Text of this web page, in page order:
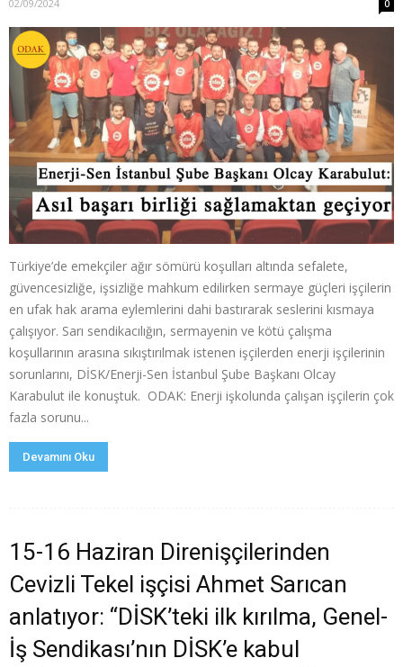
02/09/2024 0
Türkiye’de emekçiler ağır sömürü koşulları altında sefalete,
güvencesizliğe, işsizliğe mahkum edilirken sermaye güçleri işçilerin
en ufak hak arama eylemlerini dahi bastırarak seslerini kısmaya
çalışıyor. Sarı sendikacılığın, sermayenin ve kötü çalışma
koşullarının arasına sıkıştırılmak istenen işçilerden enerji işçilerinin
sorunlarını, DİSK/Enerji-Sen İstanbul Şube Başkanı Olcay
Karabulut ile konuştuk. ODAK: Enerji işkolunda çalışan işçilerin çok
fazla sorunu...
Devamını Oku
15-16 Haziran Direnişçilerinden
Cevizli Tekel işçisi Ahmet Sarıcan
anlatıyor: “DİSK’teki ilk kırılma, Genel-
İş Sendikası’nın DİSK’e kabul